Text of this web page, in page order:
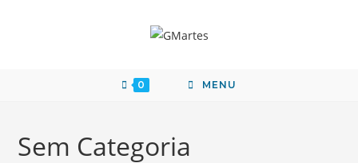
0 MENU
Sem Categoria